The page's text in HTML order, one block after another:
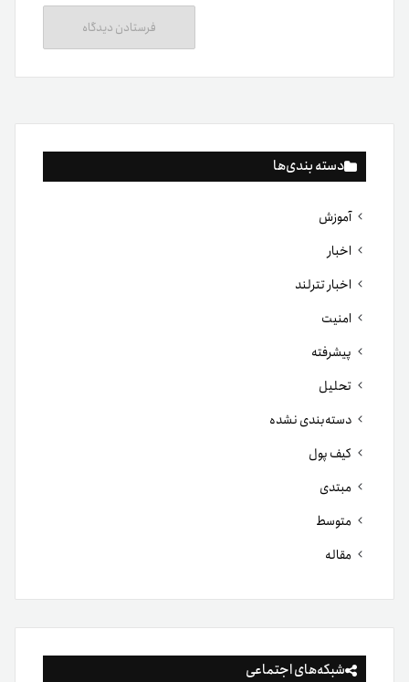
دسته بندی‌ها
آموزش
اخبار
اخبار تترلند
امنیت
پیشرفته
تحلیل
دسته‌بندی نشده
کیف پول
مبتدی
متوسط
مقاله
شبکه‌های اجتماعی